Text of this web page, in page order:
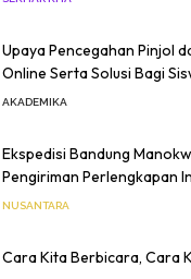
Upaya Pencegahan Pinjol
Online Serta Solusi Bagi
AKADEMIKA
Ekspedisi Bandung
Pengiriman Perlengkapan
NUSANTARA
Cara Kita Berbicara, Cara